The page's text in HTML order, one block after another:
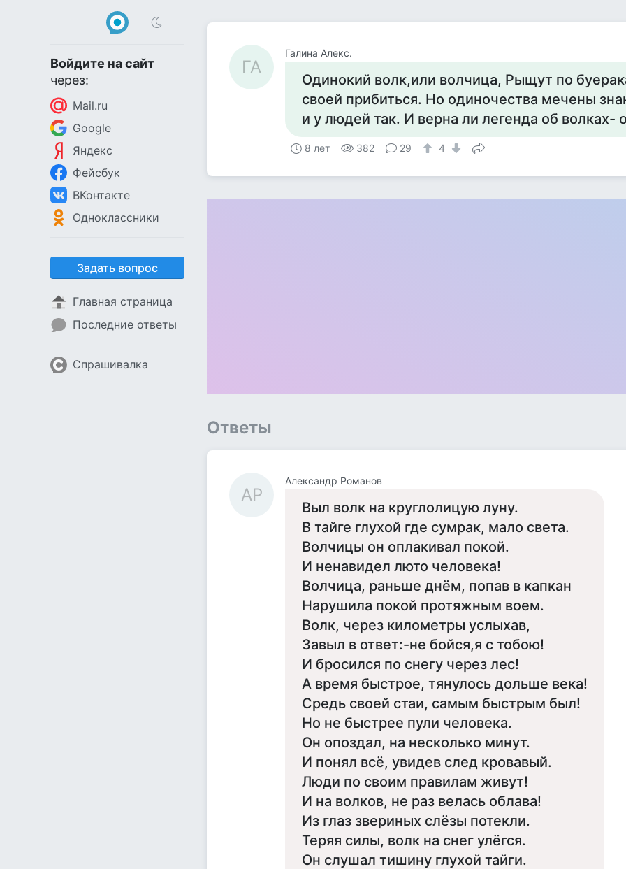
Войдите на сайт
через:
Mail.ru
Google
Яндекс
Фейсбук
ВКонтакте
Одноклассники
Задать вопрос
Главная страница
Последние ответы
Спрашивалка
ГА
Галина Алекс.
Одинокий волк,или волчица, Рыщут по
своей прибиться. Но одиночества мечены
и у людей так. И верна ли легенда об волках-
8 лет 382 29 4
Ответы
АР
Александр Романов
Выл волк на круглолицую луну.
В тайге глухой где сумрак, мало света.
Волчицы он оплакивал покой.
И ненавидел люто человека!
Волчица, раньше днём, попав в капкан
Нарушила покой протяжным воем.
Волк, через километры услыхав,
Завыл в ответ:-не бойся,я с тобою!
И бросился по снегу через лес!
А время быстрое, тянулось дольше века!
Средь своей стаи, самым быстрым был!
Но не быстрее пули человека.
Он опоздал, на несколько минут.
И понял всё, увидев след кровавый.
Люди по своим правилам живут!
И на волков, не раз велась облава!
Из глаз звериных слёзы потекли.
Теряя силы, волк на снег улёгся.
Он слушал тишину глухой тайги.